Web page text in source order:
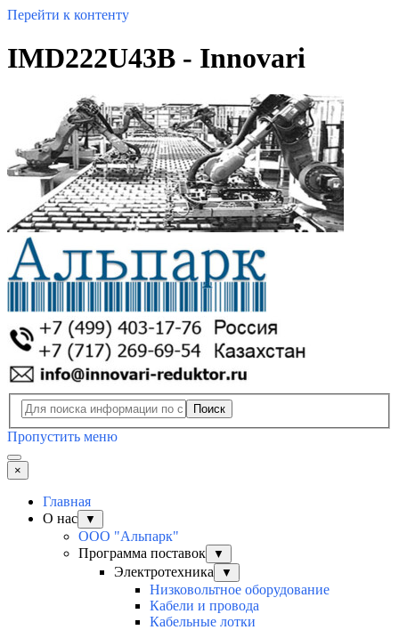
Перейти к контенту
IMD222U43B - Innovari
Поиск
Пропустить меню
×
Главная
О нас
▼
ООО "Альпарк"
Программа поставок
▼
Электротехника ▼
Низковольтное оборудование
Кабели и провода
Кабельные лотки